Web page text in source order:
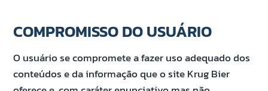
COMPROMISSO DO USUÁRIO
O usuário se compromete a fazer uso adequado dos
conteúdos e da informação que o site Krug Bier